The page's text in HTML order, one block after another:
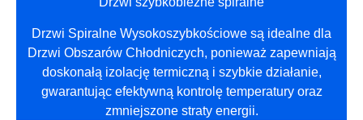
Drzwi Spiralne Wysokoszybkościowe są idealne dla
Drzwi Obszarów Chłodniczych, ponieważ zapewniają
doskonałą izolację termiczną i szybkie działanie,
gwarantując efektywną kontrolę temperatury oraz
zmniejszone straty energii.